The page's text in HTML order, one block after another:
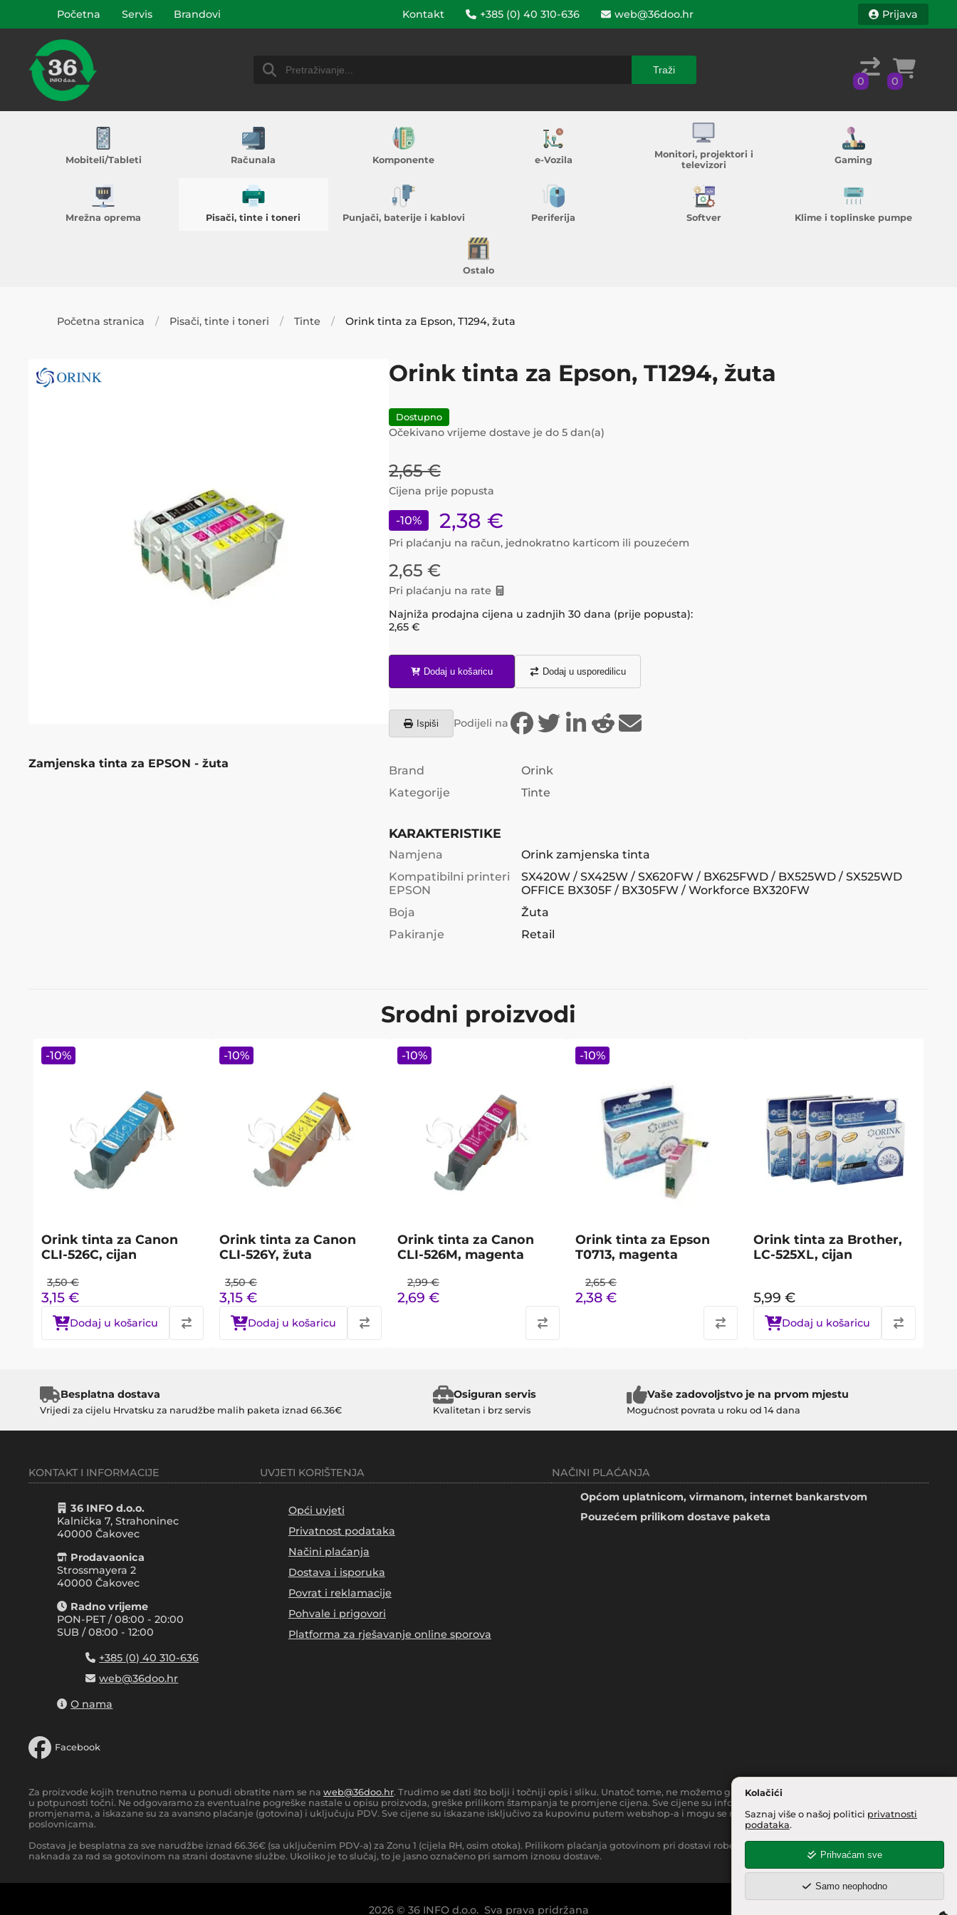
Traži
Početna Servis Brandovi Kontakt +385 (0) 40 310-636 web@36doo.hr Prijava
Traži
0 0
Mobiteli/Tableti Računala Komponente e-Vozila
Monitori, projektori i
televizori
Gaming
Mrežna oprema Pisači, tinte i toneri Punjači, baterije i kablovi Periferija Softver Klime i toplinske pumpe
Ostalo
Kolačići
Saznaj više o našoj politici privatnosti
podataka.
Prihvaćam sve
Samo neophodno
Početna stranica Pisači, tinte i toneri Tinte Orink tinta za Epson, T1294, žuta
Zamjenska tinta za EPSON - žuta
Orink tinta za Epson, T1294, žuta
Dostupno
Očekivano vrijeme dostave je do 5dan(a)
2,65 €
Cijena prije popusta
-10% 2,38 €
Pri plaćanju na račun, jednokratno karticom ili pouzećem
2,65 €
Pri plaćanju na rate
Najniža prodajna cijena u zadnjih 30 dana (prije popusta):
2,65 €
Dodaj u košaricu Dodaj u usporedilicu
Ispiši Podijeli na
Brand
Orink
Kategorije
Tinte
KARAKTERISTIKE
Namjena
Orink zamjenska tinta
Kompatibilni printeri
EPSON
SX420W / SX425W / SX620FW / BX625FWD / BX525WD / SX525WD
OFFICE BX305F / BX305FW / Workforce BX320FW
Boja
Žuta
Pakiranje
Retail
Srodni proizvodi
Orink tinta za Canon
CLI-526C, cijan
3,50 €
3,15 €
Dodaj u košaricu
-10%
Orink tinta za Canon
CLI-526Y, žuta
3,50 €
3,15 €
Dodaj u košaricu
-10%
Orink tinta za Canon
CLI-526M, magenta
2,99 €
2,69 €
-10%
Orink tinta za Epson
T0713, magenta
2,65 €
2,38 €
-10%
Orink tinta za Brother,
LC-525XL, cijan
5,99 €
Dodaj u košaricu
Besplatna dostava
Vrijedi za cijelu Hrvatsku za narudžbe malih paketa iznad 66.36€
Osiguran servis
Kvalitetan i brz servis
Vaše zadovoljstvo je na prvom mjestu
Mogućnost povrata u roku od 14 dana
KONTAKT I INFORMACIJE
36 INFO d.o.o.
Kalnička 7, Strahoninec
40000 Čakovec
Prodavaonica
Strossmayera 2
40000 Čakovec
Radno vrijeme
PON-PET / 08:00 - 20:00
SUB / 08:00 - 12:00
+385 (0) 40 310-636
web@36doo.hr
O nama
Facebook
UVJETI KORIŠTENJA
Opći uvjeti
Privatnost podataka
Načini plaćanja
Dostava i isporuka
Povrat i reklamacije
Pohvale i prigovori
Platforma za rješavanje online sporova
NAČINI PLAĆANJA
Općom uplatnicom, virmanom, internet bankarstvom
Pouzećem prilikom dostave paketa
Za proizvode kojih trenutno nema u ponudi obratite nam se na web@36doo.hr. Trudimo se dati što bolji i točniji opis i sliku. Unatoč tome, ne možemo garantirati da su svi navedeni podaci i slike
u potpunosti točni. Ne odgovaramo za eventualne pogreške nastale u opisu proizvoda, greške prilikom štampanja te promjene cijena. Sve cijene su informativnog karaktera i podložne su
promjenama, a iskazane su za avansno plaćanje (gotovina) i uključuju PDV. Sve cijene su iskazane isključivo za kupovinu putem webshop-a i mogu se razlikovati od cijena u našim
poslovnicama.
Dostava je besplatna za sve narudžbe iznad 66.36€ (sa uključenim PDV-a) za Zonu 1 (cijela RH, osim otoka). Prilikom plaćanja gotovinom pri dostavi robe na kućnu adresu, moguća je manja
naknada za rad sa gotovinom na strani dostavne službe. Ukoliko je to slučaj, to je jasno označeno pri samom iznosu dostave.
2026© 36 INFO d.o.o.Sva prava pridržana